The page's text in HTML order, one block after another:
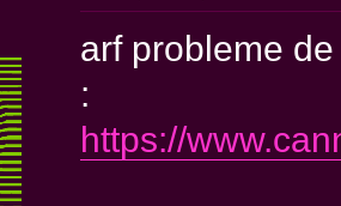
arf probleme
:
https://